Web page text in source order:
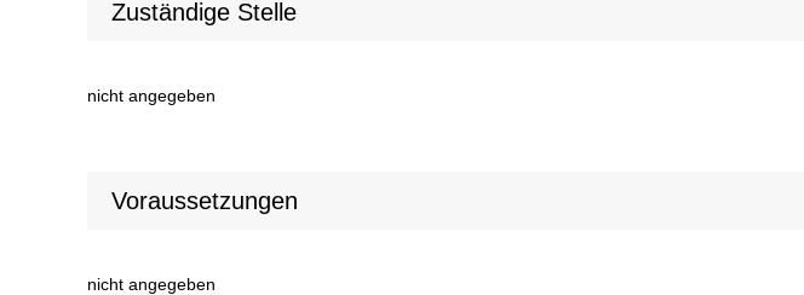
Zuständige Stelle
nicht angegeben
Voraussetzungen
nicht angegeben